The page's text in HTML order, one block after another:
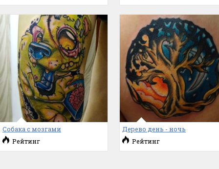
Собака с мозгами
Рейтинг
Дерево день - ночь
Рейтинг